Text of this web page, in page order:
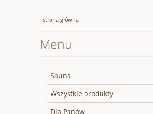
Strona główna
Menu
Sauna
Wszystkie produkty
Dla Panów